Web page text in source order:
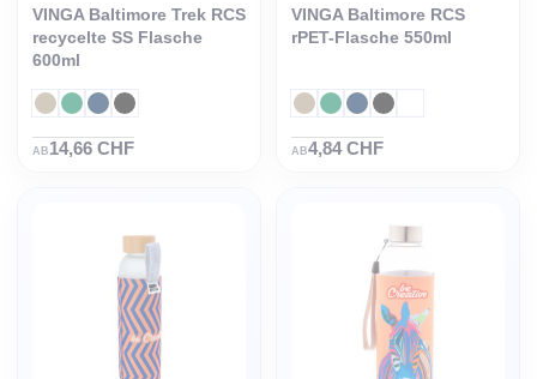
VINGA Baltimore Trek RCS
recycelte SS Flasche
600ml
AB 14,66 CHF
VINGA Baltimore RCS
rPET-Flasche 550ml
AB4,84 CHF